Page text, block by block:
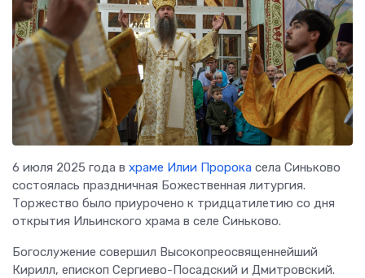
6 июля 2025 года в храме Илии Пророка села Синьково
состоялась праздничная Божественная литургия.
Торжество было приурочено к тридцатилетию со дня
открытия Ильинского храма в селе Синьково.
Богослужение совершил Высокопреосвященнейший
Кирилл, епископ Сергиево-Посадский и Дмитровский.